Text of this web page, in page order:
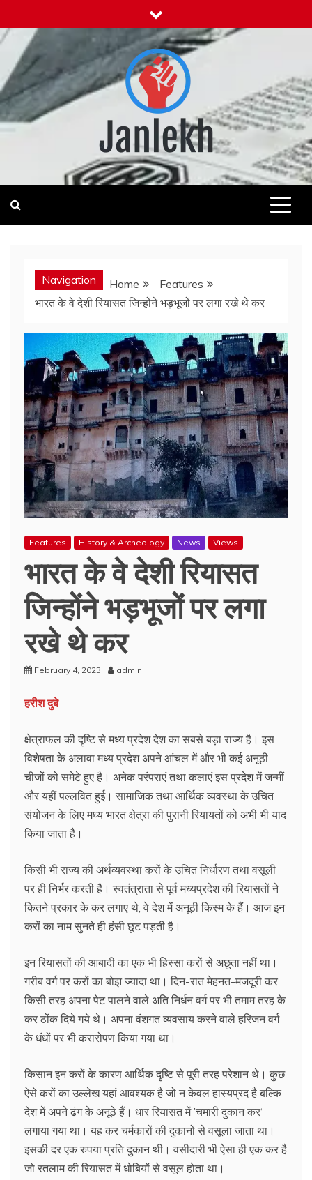
to
content
News for Public
Navigation Home
Features
भारत के वे देशी रियासत जिन्होंने भड़भूजों पर लगा रखे थे कर
Features History & Archeology News Views
भारत के वे देशी रियासत
जिन्होंने भड़भूजों पर लगा
रखे थे कर
February 4, 2023 admin
हरीश दुबे
क्षेत्राफल की दृष्टि से मध्य प्रदेश देश का सबसे बड़ा राज्य है। इस
विशेषता के अलावा मध्य प्रदेश अपने आंचल में और भी कई अनूठी
चीजों को समेटे हुए है। अनेक परंपराएं तथा कलाएं इस प्रदेश में जन्मीं
और यहीं पल्लवित हुई। सामाजिक तथा आर्थिक व्यवस्था के उचित
संयोजन के लिए मध्य भारत क्षेत्रा की पुरानी रियायतों को अभी भी याद
किया जाता है।
किसी भी राज्य की अर्थव्यवस्था करों के उचित निर्धारण तथा वसूली
पर ही निर्भर करती है। स्वतंत्राता से पूर्व मध्यप्रदेश की रियासतों ने
कितने प्रकार के कर लगाए थे, वे देश में अनूठी किस्म के हैं। आज इन
करों का नाम सुनते ही हंसी छूट पड़ती है।
इन रियासतों की आबादी का एक भी हिस्सा करों से अछूता नहीं था।
गरीब वर्ग पर करों का बोझ ज्यादा था। दिन-रात मेहनत-मजदूरी कर
किसी तरह अपना पेट पालने वाले अति निर्धन वर्ग पर भी तमाम तरह के
कर ठोंक दिये गये थे। अपना वंशगत व्यवसाय करने वाले हरिजन वर्ग
के धंधों पर भी करारोपण किया गया था।
किसान इन करों के कारण आर्थिक दृष्टि से पूरी तरह परेशान थे। कुछ
ऐसे करों का उल्लेख यहां आवश्यक है जो न केवल हास्यप्रद है बल्कि
देश में अपने ढंग के अनूठे हैं। धार रियासत में ’चमारी दुकान कर‘
लगाया गया था। यह कर चर्मकारों की दुकानों से वसूला जाता था।
इसकी दर एक रुपया प्रति दुकान थी। वसीदारी भी ऐसा ही एक कर है
जो रतलाम की रियासत में धोबियों से वसूल होता था।